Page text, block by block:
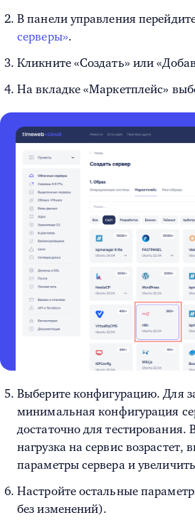
В панели управления
серверы».
Кликните «Создать» или
На вкладке «Маркетплейс»
Выберите конфигурацию. Для
минимальная конфигурация
достаточно для тестирования.
нагрузка на сервис возрастет,
параметры сервера и
Настройте остальные
без изменений).